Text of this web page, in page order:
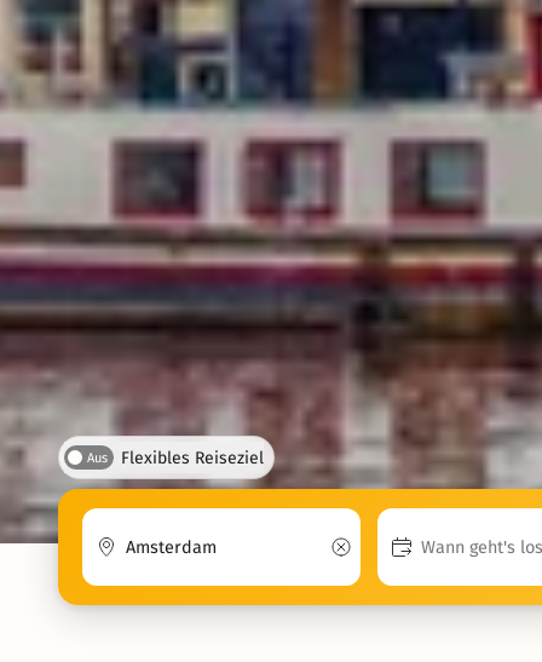
Aus Flexibles Reiseziel